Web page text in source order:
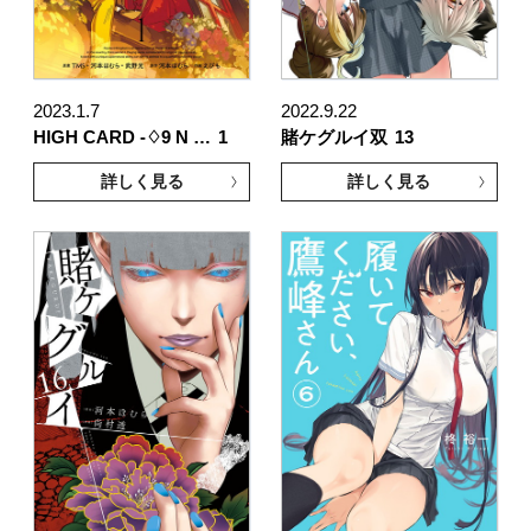
2023.1.7
HIGH CARD -♢9 N … 1
詳しく見る
2022.9.22
賭ケグルイ双 13
詳しく見る